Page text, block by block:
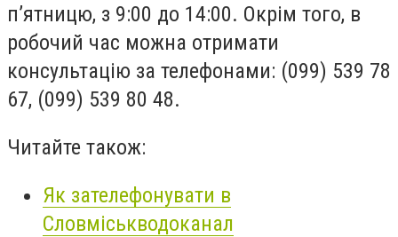
п’ятницю, з 9:00 до 14:00. Окрім того, в
робочий час можна отримати
консультацію за телефонами: (099) 539 78
67, (099) 539 80 48.
Читайте також:
Як зателефонувати в
Словміськводоканал